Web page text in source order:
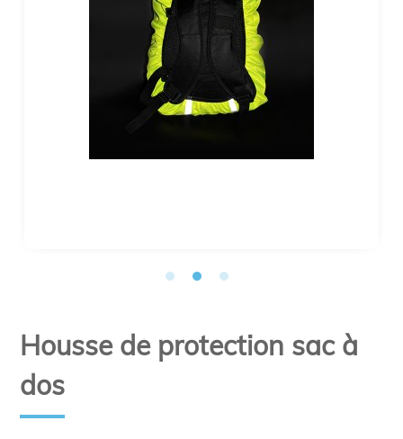
Housse de protection sac à
dos